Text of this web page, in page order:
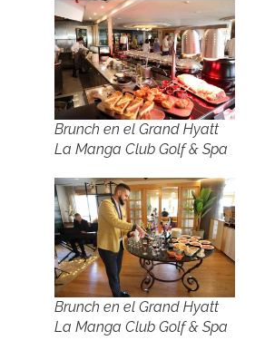
Brunch en el Grand Hyatt
La Manga Club Golf & Spa
Brunch en el Grand Hyatt
La Manga Club Golf & Spa